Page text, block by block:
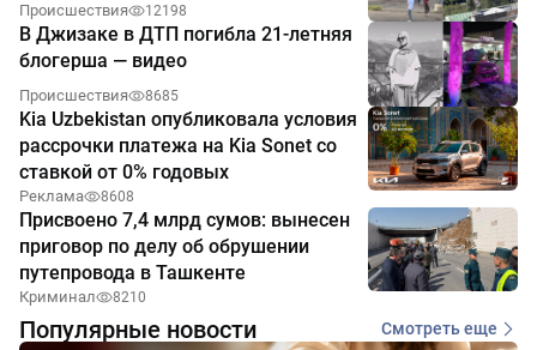
Происшествия 12198
В Джизаке в ДТП погибла 21-летняя
блогерша — видео
Происшествия 8685
Kia Uzbekistan опубликовала условия
рассрочки платежа на Kia Sonet со
ставкой от 0% годовых
Реклама 8608
Присвоено 7,4 млрд сумов: вынесен
приговор по делу об обрушении
путепровода в Ташкенте
Криминал 8210
Популярные новости Смотреть еще